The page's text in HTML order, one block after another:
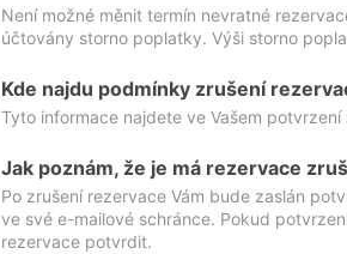
Není možné měnit termín nevratné
účtovány storno poplatky. Výši storno
Kde najdu podmínky zrušení
Tyto informace najdete ve Vašem potvrzení
Jak poznám, že je má rezervace
Po zrušení rezervace Vám bude zaslán
ve své e-mailové schránce. Pokud
rezervace potvrdit.